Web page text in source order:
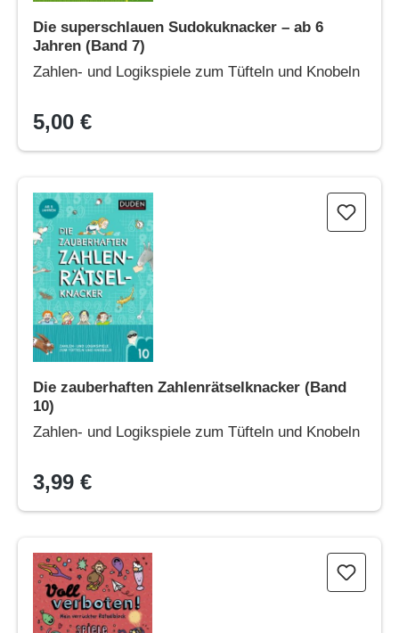
Die superschlauen Sudokuknacker – ab 6
Jahren (Band 7)
Zahlen- und Logikspiele zum Tüfteln und Knobeln
5,00 €
Die zauberhaften Zahlenrätselknacker (Band 10)
Die zauberhaften Zahlenrätselknacker (Band
10)
Zahlen- und Logikspiele zum Tüfteln und Knobeln
3,99 €
Voll verboten! Mein verrückter Rätselblock 2 – Ab 8 Jahren